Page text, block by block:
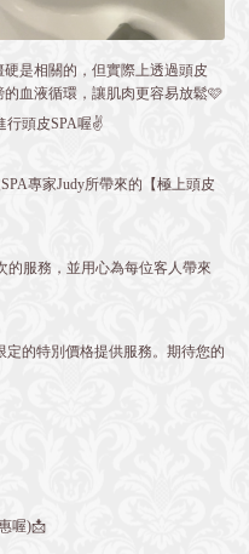
是相關的，但實際上透過頭皮
血液循環，讓肌肉更容易放鬆🩷
行頭皮SPA喔✌️
專家Judy所帶來的【極上頭皮
的服務，並用心為每位客人帶來
的特別價格提供服務。期待您的
喔)📩